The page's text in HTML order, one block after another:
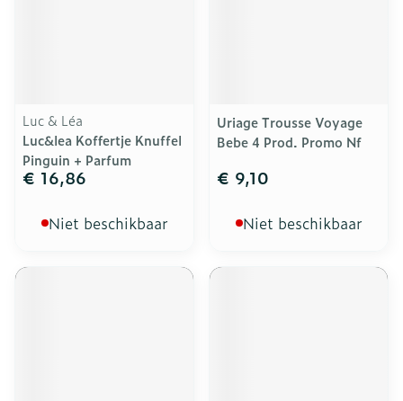
Luc & Léa
Luc&lea Koffertje Knuffel
Pinguin + Parfum
€ 16,86
Niet beschikbaar
Uriage Trousse Voyage
Bebe 4 Prod. Promo Nf
€ 9,10
Niet beschikbaar